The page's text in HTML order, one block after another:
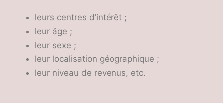
leurs centres d’intérêt ;
leur âge ;
leur sexe ;
leur localisation géographique ;
leur niveau de revenus, etc.